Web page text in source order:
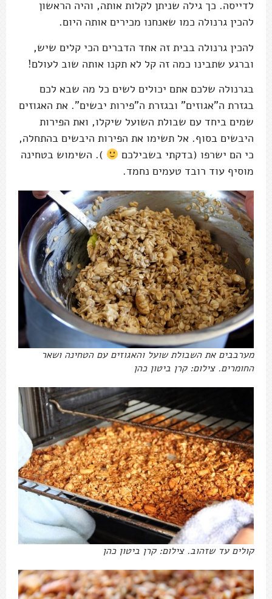
לדייסה. כך גילה שניתן לקלות אותה, והיה הראשון
להכין גרנולה כמו שאנחנו מכירים אותה היום.
להכין גרנולה בבית זה אחד הדברים הכי קלים שיש,
וברגע שתבינו כמה זה קל לא תקנו אותה שוב לעולם!
בגרנולה שלכם אתם יכולים לשים כל מה שבא לכם
בגזרת ה"אגוזים" ובגזרת ה"פירות יבשים". את האגוזים
שמים ביחד עם שבולת השועל שיקלו, ואת הפירות
היבשים בסוף. אל תשימו את הפירות היבשים בהתחלה,
כי הם ישרפו (בדקתי בשבילכם
). השימוש בטחינה
מוסיף עוד רובד טעמים נחמד.
מערבבים את השבולת שועל והאגוזים עם הטחינה ושאר
החומרים. צילום: קרן ביטון כהן
קולים עד שזהוב. צילום: קרן ביטון כהן